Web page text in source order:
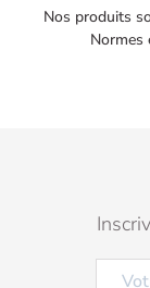
Nos produits
Normes